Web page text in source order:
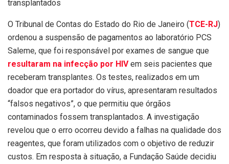
transplantados
O Tribunal de Contas do Estado do Rio de Janeiro (TCE-RJ)
ordenou a suspensão de pagamentos ao laboratório PCS
Saleme, que foi responsável por exames de sangue que
resultaram na infecção por HIVem seis pacientes que
receberam transplantes. Os testes, realizados em um
doador que era portador do vírus, apresentaram resultados
“falsos negativos”, o que permitiu que órgãos
contaminados fossem transplantados. A investigação
revelou que o erro ocorreu devido a falhas na qualidade dos
reagentes, que foram utilizados com o objetivo de reduzir
custos. Em resposta à situação, a Fundação Saúde decidiu